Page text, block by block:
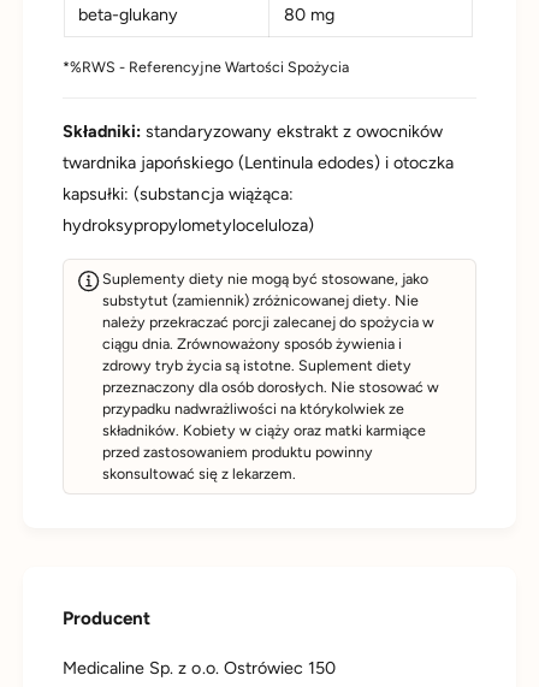
grzybów Lentinula edodes, co gwarantuje zawartość
aktywnych składników co najmniej na poziomie 40%
20% beta-glukanów. Wysoka zawartość beta-glukanów
zapewnia efektywność i pełne spektrum działania ekstraktu.
Aliness Shiitake 400 mg nie zawiera żadnych składników
odzwierzęcych, dzięki czemu stanowi produkt odpowiedni dla
wegan. Produkt nie zawiera żadnych sztucznych dodatków
technologicznych, konserwantów ani barwników.
beta-glukany 80 mg
*%RWS - Referencyjne Wartości Spożycia
Składniki: standaryzowany ekstrakt z owocników
twardnika japońskiego (Lentinula edodes) i otoczka
kapsułki: (substancja wiążąca:
hydroksypropylometyloceluloza)
Suplementy diety nie mogą być stosowane, jako
substytut (zamiennik) zróżnicowanej diety. Nie
należy przekraczać porcji zalecanej do spożycia w
ciągu dnia. Zrównoważony sposób żywienia i
zdrowy tryb życia są istotne. Suplement diety
przeznaczony dla osób dorosłych. Nie stosować w
przypadku nadwrażliwości na którykolwiek ze
składników. Kobiety w ciąży oraz matki karmiące
przed zastosowaniem produktu powinny
skonsultować się z lekarzem.
Producent
Medicaline Sp. z o.o. Ostrówiec 150